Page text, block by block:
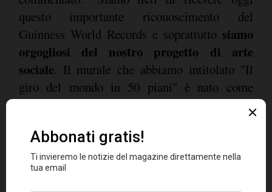
questo importante riconoscimento del
Guinness World Records e soprattutto siamo
orgogliosi del nostro progetto di arte
sociale. Il murale che abbiamo intitolato "Il
giro del mondo in 50 piani" è nato come
un'iniziativa volta a favorire l'inclusione
forma artistica della street art, coinvolgendo in
quattro mesi, grazie alla nostra Fondazione,
circa 700 dipendenti del nostro Gruppo e oltre